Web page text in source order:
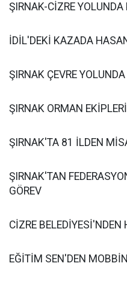
ŞIRNAK-CİZRE YOLUNDA
İDİL'DEKİ KAZADA
ŞIRNAK ÇEVRE
ŞIRNAK ORMAN
ŞIRNAK'TA 81 İLDEN
ŞIRNAK'TAN
GÖREV
CİZRE BELEDİYESİ'NDEN
EĞİTİM SEN'DEN